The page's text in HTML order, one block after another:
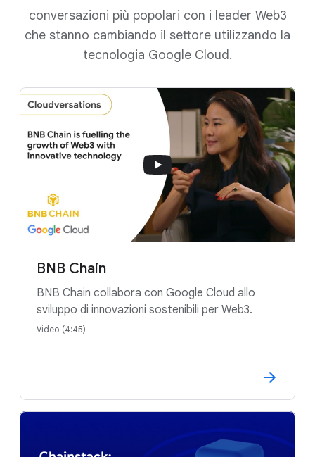
conversazioni più popolari con i leader Web3
che stanno cambiando il settore utilizzando la
tecnologia Google Cloud.
BNB Chain
BNB Chain collabora con Google Cloud allo
sviluppo di innovazioni sostenibili per Web3.
Video (4:45)